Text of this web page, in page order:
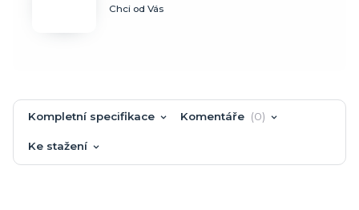
Chci od Vás
Kompletní specifikace Komentáře 0
Ke stažení